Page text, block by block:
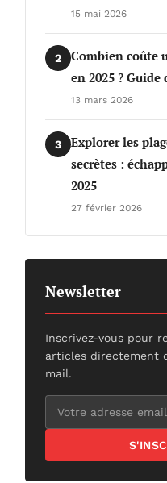
15 mai 2026
2
Combien coûte
en 2025 ?
13 mars 2026
3
Explorer les
secrètes :
2025
27 février 2026
Newsletter
Inscrivez-vous pour
articles directement
mail.